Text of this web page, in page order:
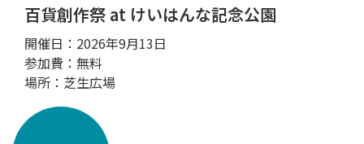
百貨創作祭 at けいはんな記念公園
開催日：2026年9月13日
参加費：無料
場所：芝生広場